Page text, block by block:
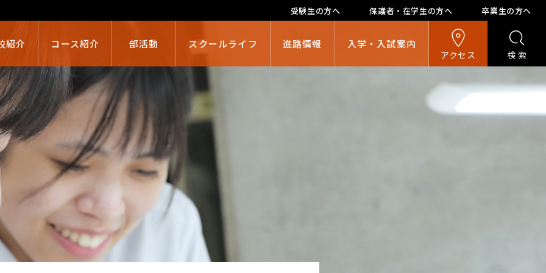
アクセス 検索
紹介 コース紹介 部活動 スクールライフ 進路情報 入学・入試案内
受験生の方へ 保護者・在学生の方へ 卒業生の方へ